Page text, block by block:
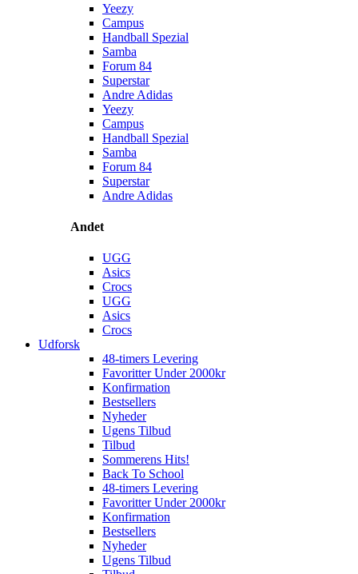
Yeezy
Campus
Handball Spezial
Samba
Forum 84
Superstar
Andre Adidas
Yeezy
Campus
Handball Spezial
Samba
Forum 84
Superstar
Andre Adidas
Andet
UGG
Asics
Crocs
UGG
Asics
Crocs
Udforsk
48-timers Levering
Favoritter Under 2000kr
Konfirmation
Bestsellers
Nyheder
Ugens Tilbud
Tilbud
Sommerens Hits!
Back To School
48-timers Levering
Favoritter Under 2000kr
Konfirmation
Bestsellers
Nyheder
Ugens Tilbud